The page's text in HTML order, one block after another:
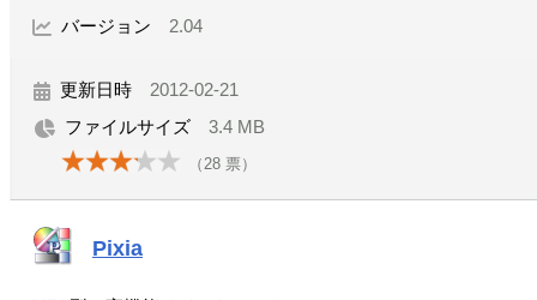
バージョン 2.04
更新日時 2012-02-21
ファイルサイズ 3.4 MB
（ 28 票）
Pixia